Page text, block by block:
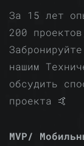
За 15 лет
200
нашим
обсудить
проекта 🤙
MVP/